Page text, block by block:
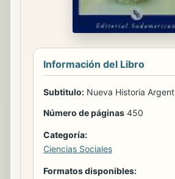
Información del Libro
Subtitulo: Nueva Historia
Número de páginas 450
Categoría:
Ciencias Sociales
Formatos disponibles: